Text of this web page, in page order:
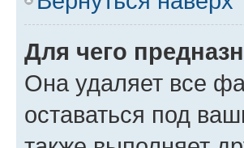
Для чего
Она удаляет все
оставаться под